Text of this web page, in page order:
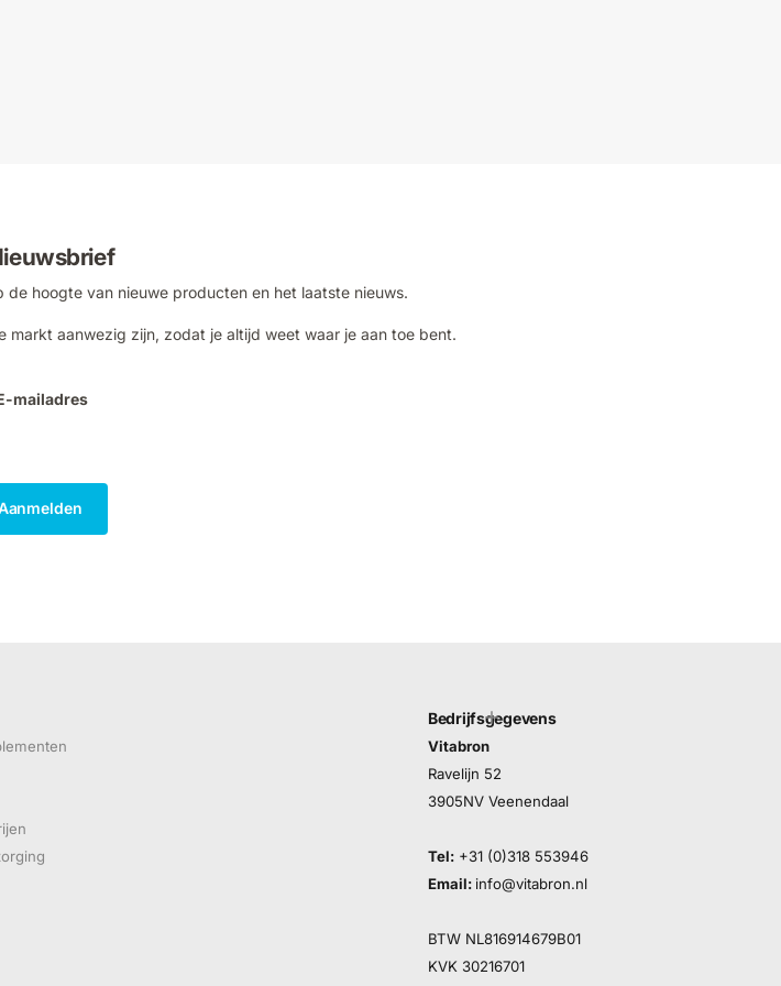
hoogte van nieuwe producten en het laatste nieuws.
markt aanwezig zijn, zodat je altijd weet waar je aan toe bent.
mailadres
Bedrijfsgegevens
Vitabron
Ravelijn 52
3905NV Veenendaal
Tel: +31 (0)318 553946
Email: info@vitabron.nl
BTW NL816914679B01
KVK 30216701